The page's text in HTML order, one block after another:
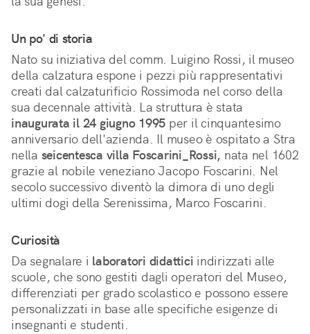
Un po' di storia
Nato su iniziativa del comm. Luigino Rossi, il museo
della calzatura espone i pezzi più rappresentativi
creati dal calzaturificio Rossimoda nel corso della
sua decennale attività. La struttura è stata
inaugurata il 24 giugno 1995 per il cinquantesimo
anniversario dell'azienda. Il museo è ospitato a Stra
nella seicentesca villa Foscarini_Rossi, nata nel 1602
grazie al nobile veneziano Jacopo Foscarini. Nel
secolo successivo diventò la dimora di uno degli
ultimi dogi della Serenissima, Marco Foscarini.
Curiosità
Da segnalare i laboratori didattici indirizzati alle
scuole, che sono gestiti dagli operatori del Museo,
differenziati per grado scolastico e possono essere
personalizzati in base alle specifiche esigenze di
insegnanti e studenti.